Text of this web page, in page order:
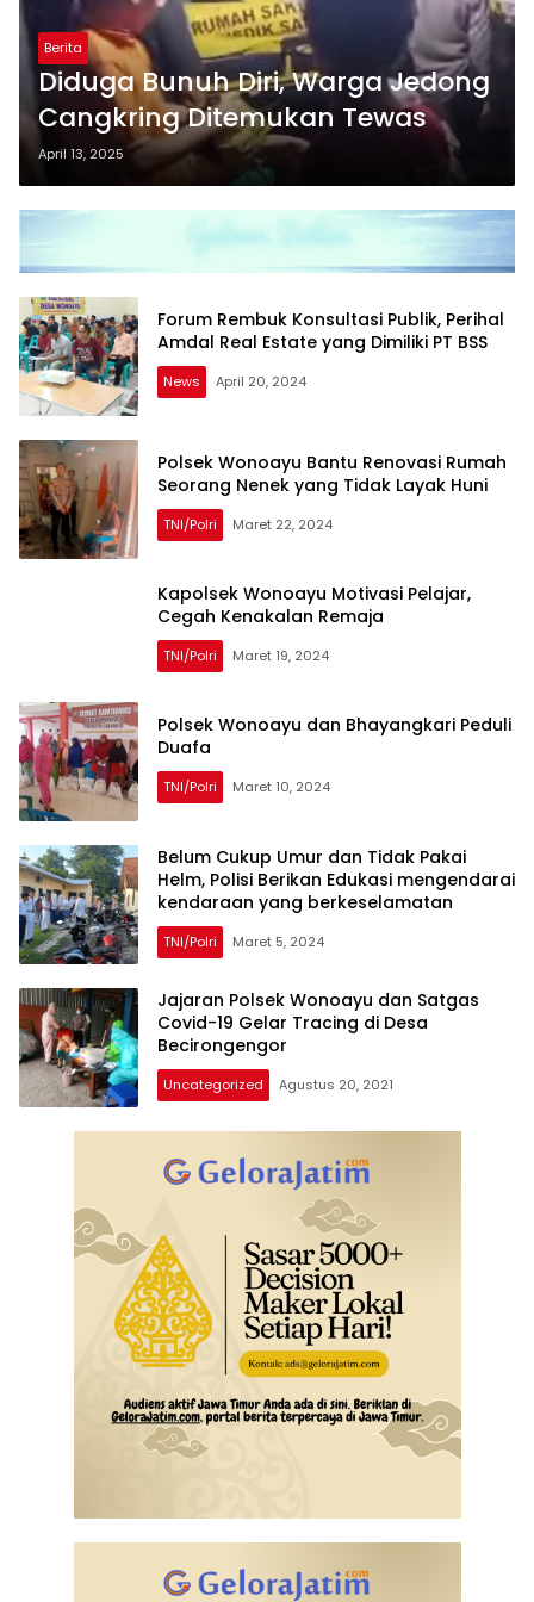
Berita
Diduga Bunuh Diri, Warga Jedong
Cangkring Ditemukan Tewas
April 13, 2025
Forum Rembuk Konsultasi Publik, Perihal
Amdal Real Estate yang Dimiliki PT BSS
News April 20, 2024
Polsek Wonoayu Bantu Renovasi Rumah
Seorang Nenek yang Tidak Layak Huni
TNI/Polri Maret 22, 2024
Kapolsek Wonoayu Motivasi Pelajar,
Cegah Kenakalan Remaja
TNI/Polri Maret 19, 2024
Polsek Wonoayu dan Bhayangkari Peduli
Duafa
TNI/Polri Maret 10, 2024
Belum Cukup Umur dan Tidak Pakai
Helm, Polisi Berikan Edukasi mengendarai
kendaraan yang berkeselamatan
TNI/Polri Maret 5, 2024
Jajaran Polsek Wonoayu dan Satgas
Covid-19 Gelar Tracing di Desa
Becirongengor
Uncategorized Agustus 20, 2021